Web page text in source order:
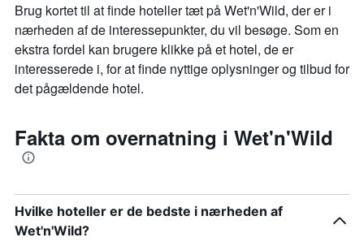
Brug kortet til at finde hoteller tæt på Wet'n'Wild, der er i
nærheden af de interessepunkter, du vil besøge. Som en
ekstra fordel kan brugere klikke på et hotel, de er
interesserede i, for at finde nyttige oplysninger og tilbud for
det pågældende hotel.
Fakta om overnatning i Wet'n'Wild
Hvilke hoteller er de bedste i nærheden af
Wet'n'Wild?